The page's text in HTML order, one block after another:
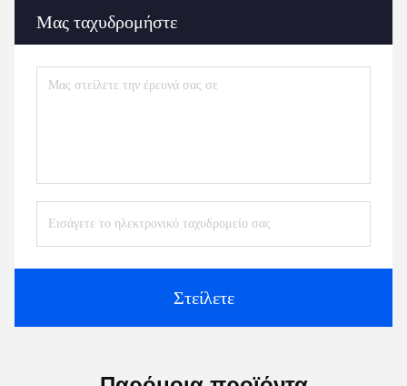
Μας ταχυδρομήστε
Στείλετε